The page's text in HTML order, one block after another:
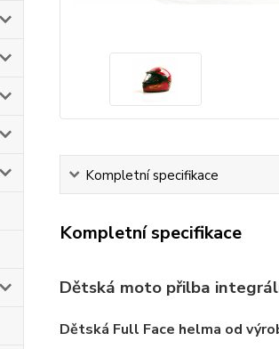
Kompletní specifikace
Kompletní specifikace
Dětská moto přilba
Dětská Full Face helma od